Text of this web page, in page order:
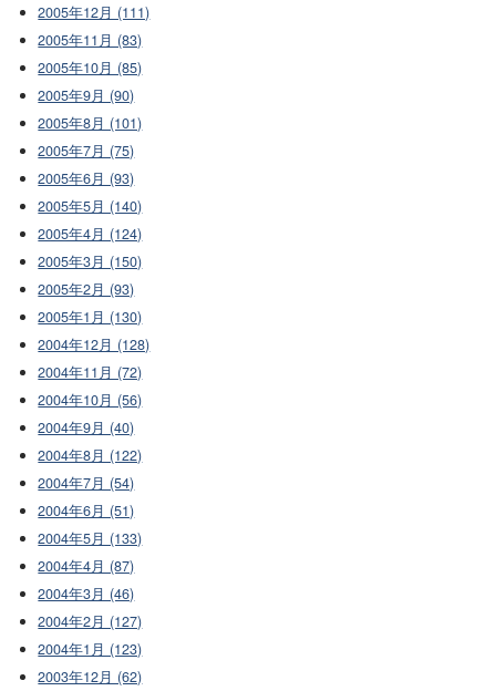
2005年12月 (111)
2005年11月 (83)
2005年10月 (85)
2005年9月 (90)
2005年8月 (101)
2005年7月 (75)
2005年6月 (93)
2005年5月 (140)
2005年4月 (124)
2005年3月 (150)
2005年2月 (93)
2005年1月 (130)
2004年12月 (128)
2004年11月 (72)
2004年10月 (56)
2004年9月 (40)
2004年8月 (122)
2004年7月 (54)
2004年6月 (51)
2004年5月 (133)
2004年4月 (87)
2004年3月 (46)
2004年2月 (127)
2004年1月 (123)
2003年12月 (62)